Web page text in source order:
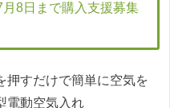
8日まで購入支援募集
押すだけで簡単に空気を
電動空気入れ